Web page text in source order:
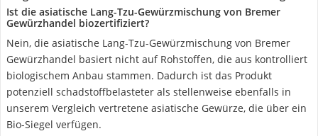
Ist die asiatische Lang-Tzu-Gewürzmischung von Bremer
Gewürzhandel biozertifiziert?
Nein, die asiatische Lang-Tzu-Gewürzmischung von Bremer
Gewürzhandel basiert nicht auf Rohstoffen, die aus kontrolliert
biologischem Anbau stammen. Dadurch ist das Produkt
potenziell schadstoffbelasteter als stellenweise ebenfalls in
unserem Vergleich vertretene asiatische Gewürze, die über ein
Bio-Siegel verfügen.